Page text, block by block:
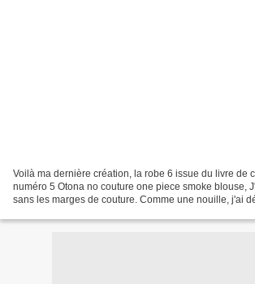
Voilà ma dernière création, la robe 6 issue du livre de
numéro 5 Otona no couture one piece smoke blouse,
sans les marges de couture. Comme une nouille, j'ai